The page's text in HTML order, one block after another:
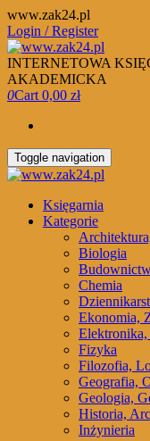
Skip
to
the
content
www.zak24.pl
Login / Register
INTERNETOWA
AKADEMICKA
0Cart 0,00 zł
Toggle navigation
Księgarnia
Kategorie
Biologia
Chemia
Ekonomia,
Fizyka
Filozofia,
Geografia,
Geologia,
Historia,
Inżynieria